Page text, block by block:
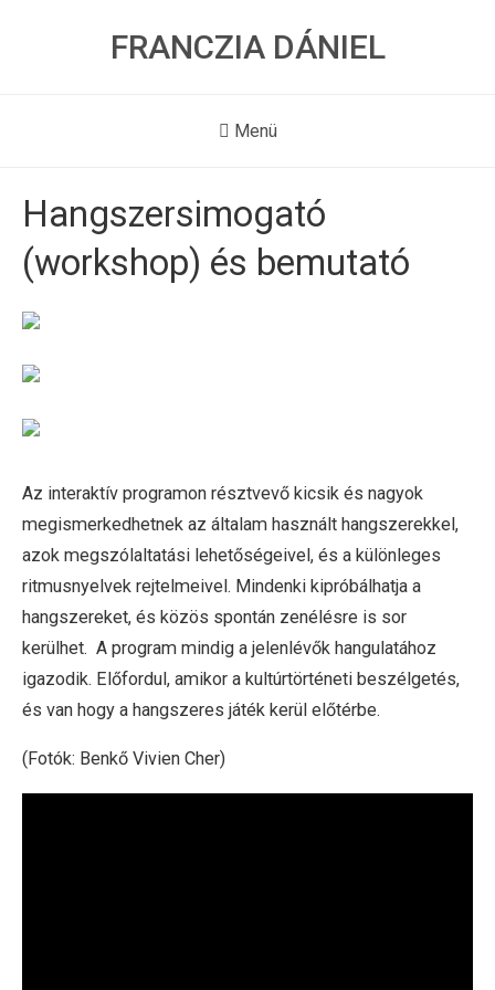
FRANCZIA DÁNIEL
Menü
Hangszersimogató
(workshop) és bemutató
Az interaktív programon résztvevő kicsik és nagyok
megismerkedhetnek az általam használt hangszerekkel,
azok megszólaltatási lehetőségeivel, és a különleges
ritmusnyelvek rejtelmeivel. Mindenki kipróbálhatja a
hangszereket, és közös spontán zenélésre is sor
kerülhet. A program mindig a jelenlévők hangulatához
igazodik. Előfordul, amikor a kultúrtörténeti beszélgetés,
és van hogy a hangszeres játék kerül előtérbe.
(Fotók: Benkő Vivien Cher)